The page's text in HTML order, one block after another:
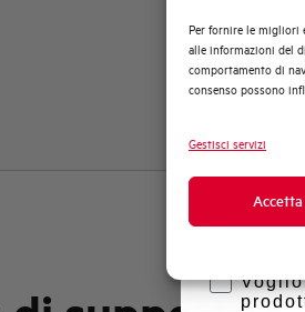
Per fornire le migliori
alle informazioni del
comportamento di
consenso possono
Gestisci servizi
Accetta
Marca